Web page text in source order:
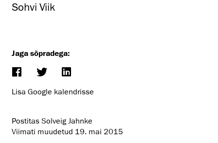
Sohvi Viik
Jaga sõpradega:
Lisa Google kalendrisse
Postitas Solveig Jahnke
Viimati muudetud 19. mai 2015